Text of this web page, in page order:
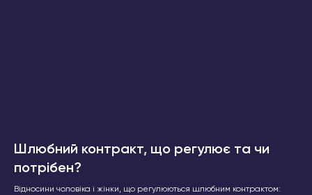
Шлюбний контракт, що регулює та чи
потрібен?
Відносини чоловіка і жінки, що регулюються шлюбним контрактом: